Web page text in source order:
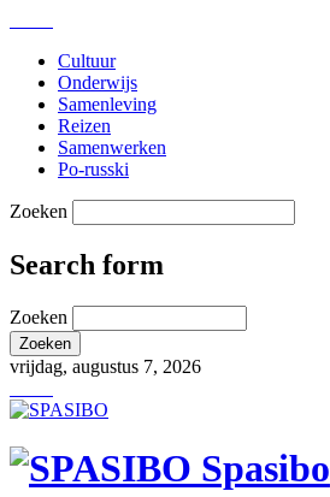
Cultuur
Onderwijs
Samenleving
Reizen
Samenwerken
Po-russki
Zoeken
Search form
Zoeken
vrijdag, augustus 7, 2026
Spasibo